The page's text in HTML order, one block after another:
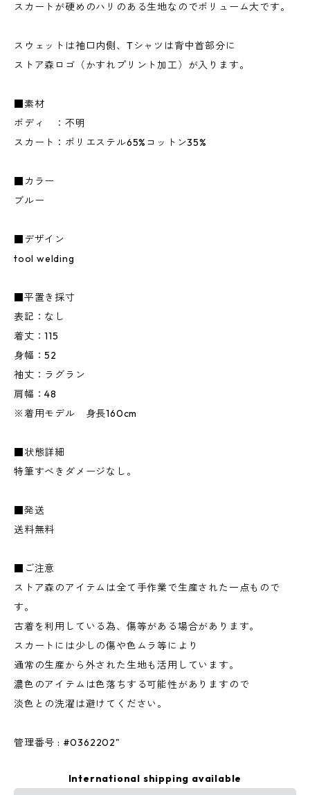
スカートが硬めのハリのある生地なのでボリューム大です。
スウェットは袖口内側、Tシャツは背中首部分に
ストア森ロゴ（かすれプリント加工）が入ります。
■素材
ボディ ：不明
スカート：ポリエステル65%コットン35%
■カラー
ブルー
■デザイン
tool welding
■平置き採寸
表記：なし
着丈：115
身幅：52
袖丈：ラグラン
肩幅：48
※着用モデル 身長160cm
■状態詳細
特筆すべきダメージなし。
■発送
送料無料
■ご注意
ストア森のアイテムは全て手作業で生産された一点もので
す。
古着を利用している為、傷等がある場合があります。
スカートには少しの傷や色ムラ等により
通常の生産から外された生地も活用しています。
濃色のアイテムは色落ちする可能性がありますので
淡色との洗濯は避けてください。
管理番号 : #0362202"
International shipping available